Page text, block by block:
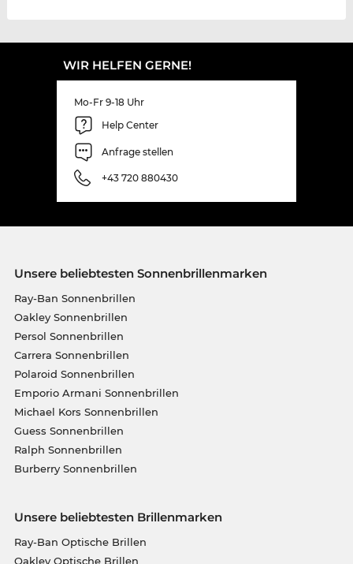
WIR HELFEN GERNE!
Mo-Fr 9-18 Uhr
Help Center
Anfrage stellen
+43 720 880430
Unsere beliebtesten Sonnenbrillenmarken
Ray-Ban Sonnenbrillen
Oakley Sonnenbrillen
Persol Sonnenbrillen
Carrera Sonnenbrillen
Polaroid Sonnenbrillen
Emporio Armani Sonnenbrillen
Michael Kors Sonnenbrillen
Guess Sonnenbrillen
Ralph Sonnenbrillen
Burberry Sonnenbrillen
Unsere beliebtesten Brillenmarken
Ray-Ban Optische Brillen
Oakley Optische Brillen